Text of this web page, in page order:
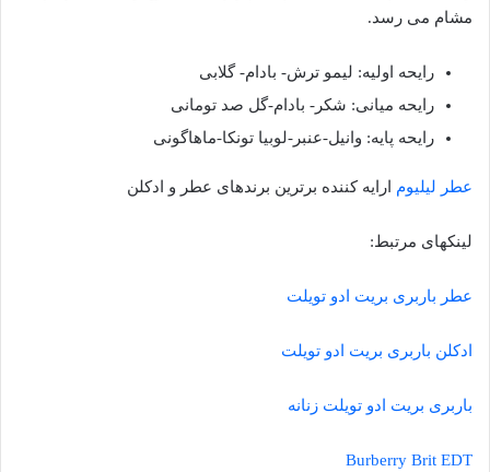
مشام می رسد.
رایحه اولیه: لیمو ترش- بادام- گلابی
رایحه میانی: شکر- بادام-گل صد تومانی
رایحه پایه: وانیل-عنبر-لوبیا تونکا-ماهاگونی
عطر لیلیوم ارایه کننده برترین برندهای عطر و ادکلن
لینکهای مرتبط:
عطر باربری بریت ادو تویلت
ادکلن باربری بریت ادو تویلت
باربری بریت ادو تویلت زنانه
Burberry Brit EDT